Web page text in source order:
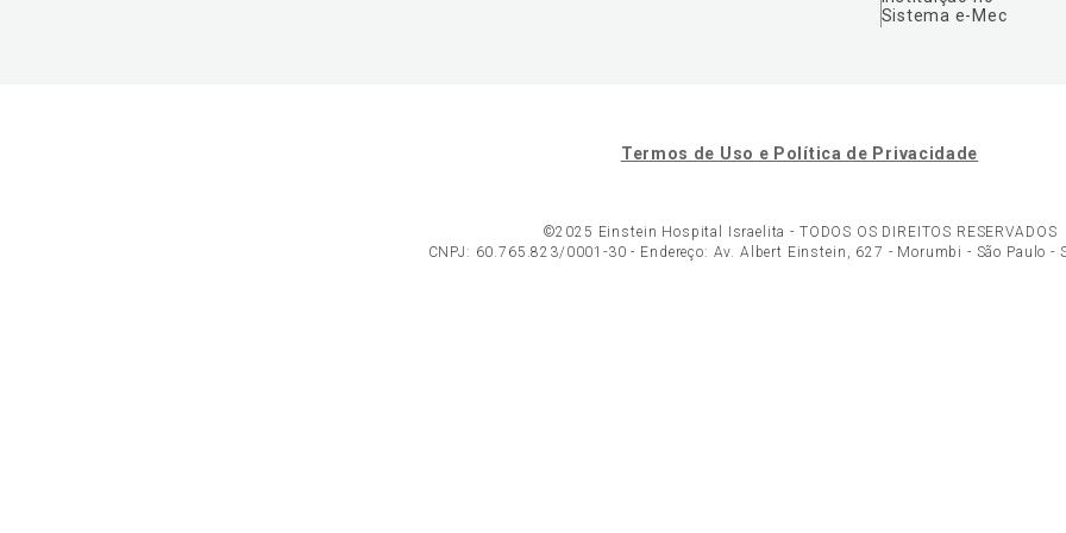
Sistema e-Mec
Termos de Uso e Política de Privacidade
©2025 Einstein Hospital Israelita - TODOS OS DIREITOS RESERVADOS
CNPJ: 60.765.823/0001-30 - Endereço: Av. Albert Einstein, 627 - Morumbi - São Paulo -